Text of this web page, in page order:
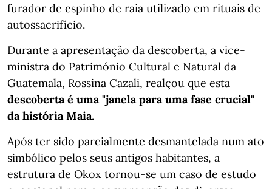
furador de espinho de raia utilizado em rituais de
autossacrifício.
Durante a apresentação da descoberta, a vice-
ministra do Património Cultural e Natural da
Guatemala, Rossina Cazali, realçou que esta
descoberta é uma "janela para uma fase crucial"
da história Maia.
Após ter sido parcialmente desmantelada num ato
simbólico pelos seus antigos habitantes, a
estrutura de Okox tornou-se um caso de estudo